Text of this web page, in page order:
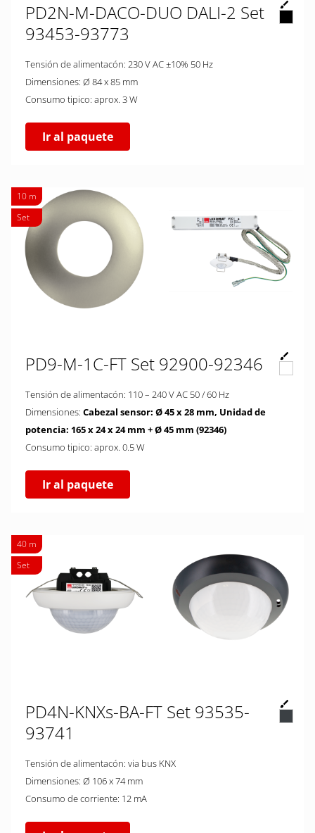
PD2N-M-DACO-DUO DALI-2 Set
93453-93773
Tensión de alimentacón: 230 V AC ±10% 50 Hz
Dimensiones: Ø 84 x 85 mm
Consumo tipico: aprox. 3 W
Ir al paquete
10 m
Set
PD9-M-1C-FT Set 92900-92346
Tensión de alimentacón: 110 – 240 V AC 50 / 60 Hz
Dimensiones: Cabezal sensor: Ø 45 x 28 mm, Unidad de
potencia: 165 x 24 x 24 mm + Ø 45 mm (92346)
Consumo tipico: aprox. 0.5 W
Ir al paquete
40 m
Set
PD4N-KNXs-BA-FT Set 93535-
93741
Tensión de alimentacón: via bus KNX
Dimensiones: Ø 106 x 74 mm
Consumo de corriente: 12 mA